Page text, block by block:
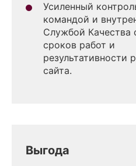
Усиленный
командой и
Службой Качества
сроков работ и
результативности
сайта.
Выгода